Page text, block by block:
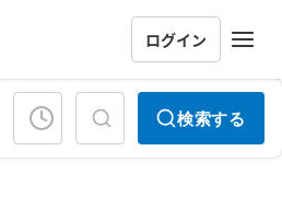
ログイン
検索する